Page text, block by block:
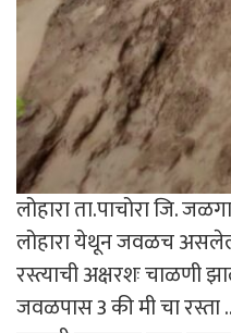
लोहारा ता.पाचोरा जि.
लोहारा येथून जवळच
रस्त्याची अक्षरशः चाळणी
जवळपास 3 की मी चा रस्ता